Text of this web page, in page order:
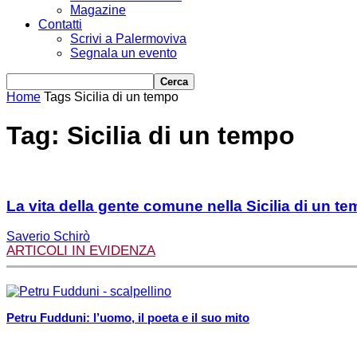
Magazine
Contatti
Scrivi a Palermoviva
Segnala un evento
Home Tags Sicilia di un tempo
Tag: Sicilia di un tempo
La vita della gente comune nella Sicilia di un
Saverio Schirò
ARTICOLI IN EVIDENZA
Petru Fudduni: l’uomo, il poeta e il suo mito